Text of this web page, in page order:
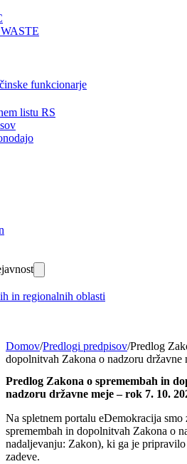
funkcionarje
listu RS
in regionalnih oblasti
Domov/Predlogi predpisov/Predlog
dopolnitvah Zakona o nadzoru državne
Predlog Zakona o spremembah in
nadzoru državne meje – rok 7. 10.
Na spletnem portalu eDemokracija
spremembah in dopolnitvah Zakona o
nadaljevanju: Zakon), ki ga je
zadeve.